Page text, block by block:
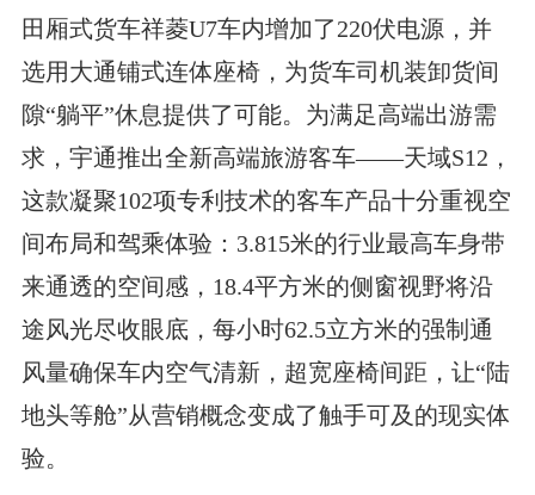
田厢式货车祥菱U7车内增加了220伏电源，并
选用大通铺式连体座椅，为货车司机装卸货间
隙“躺平”休息提供了可能。为满足高端出游需
求，宇通推出全新高端旅游客车——天域S12，
这款凝聚102项专利技术的客车产品十分重视空
间布局和驾乘体验：3.815米的行业最高车身带
来通透的空间感，18.4平方米的侧窗视野将沿
途风光尽收眼底，每小时62.5立方米的强制通
风量确保车内空气清新，超宽座椅间距，让“陆
地头等舱”从营销概念变成了触手可及的现实体
验。